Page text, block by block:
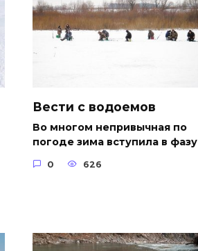
Вести с водоемов
Во многом непривычная по
погоде зима вступила в фазу
0 626